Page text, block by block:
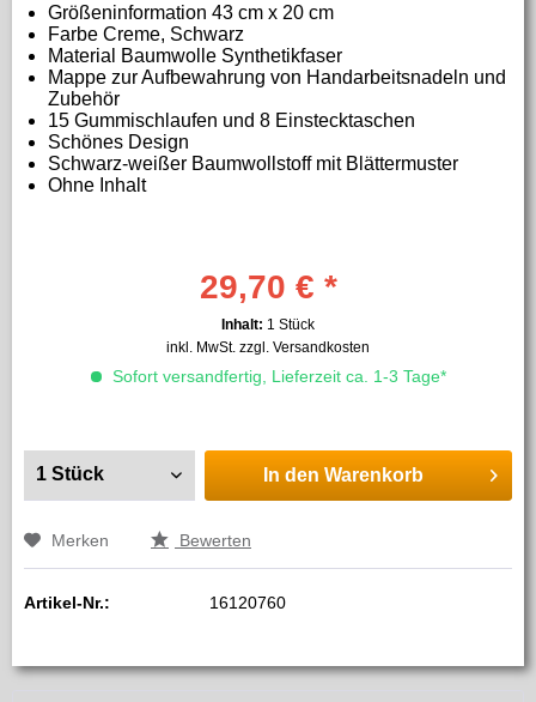
Größeninformation 43 cm x 20 cm
Farbe Creme, Schwarz
Material
Baumwolle Synthetikfaser
Mappe zur Aufbewahrung von Handarbeitsnadeln und
Zubehör
15 Gummischlaufen und 8 Einstecktaschen
Schönes Design
Schwarz-weißer Baumwollstoff mit Blättermuster
Ohne Inhalt
29,70 € *
Inhalt: 1 Stück
inkl. MwSt. zzgl. Versandkosten
Sofort versandfertig, Lieferzeit ca. 1-3 Tage*
In den Warenkorb
Merken Bewerten
Artikel-Nr.: 16120760